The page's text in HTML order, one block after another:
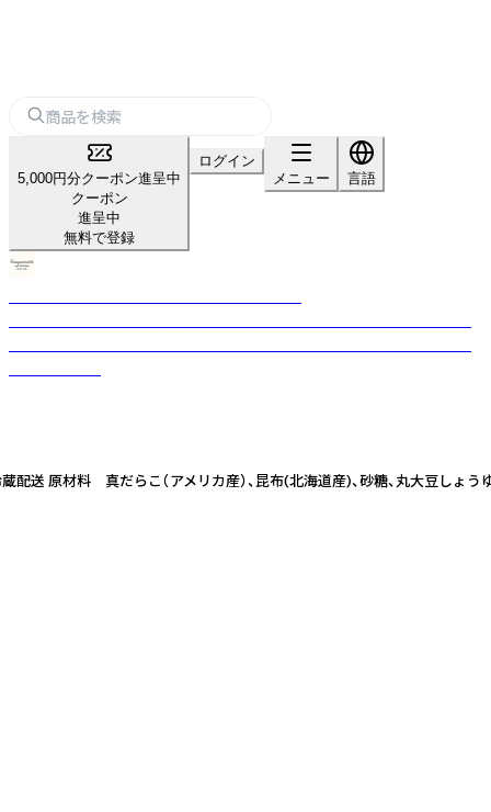
5,000円分クーポン進呈中
クーポン
進呈中
無料で登録
ログイン
メニュー
言語
料 真だらこ（アメリカ産）、昆布(北海道産)、砂糖、丸大豆し